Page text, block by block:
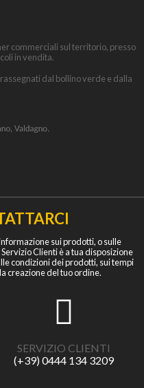
commerciali sul territorio, presso
in vendita.
dal bollino verde e dalla
sui prodotti, o sulle
Clienti è a tua disposizione
condizioni dei prodotti, sui tempi
creazione del tuo ordine.
SERVIZIO CLIENTI
(+39) 0444 134 3209